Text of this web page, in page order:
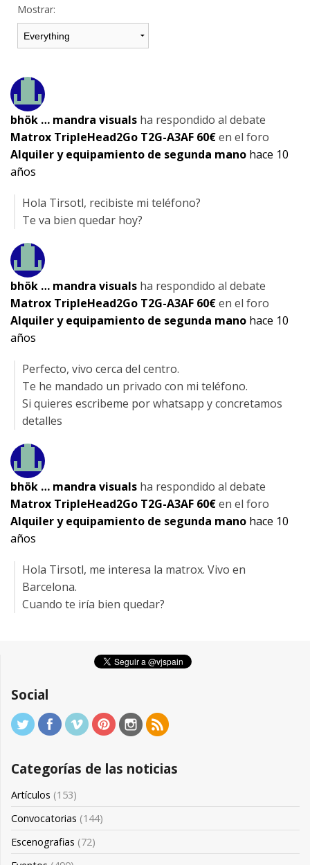
Mostrar:
bhök … mandra visuals ha respondido al debate
Matrox TripleHead2Go T2G-A3AF 60€en el foro
Alquiler y equipamiento de segunda mano hace 10
años
Hola Tirsotl, recibiste mi teléfono?
Te va bien quedar hoy?
bhök … mandra visuals ha respondido al debate
Matrox TripleHead2Go T2G-A3AF 60€en el foro
Alquiler y equipamiento de segunda mano hace 10
años
Perfecto, vivo cerca del centro.
Te he mandado un privado con mi teléfono.
Si quieres escribeme por whatsapp y concretamos
detalles
bhök … mandra visuals ha respondido al debate
Matrox TripleHead2Go T2G-A3AF 60€en el foro
Alquiler y equipamiento de segunda mano hace 10
años
Hola Tirsotl, me interesa la matrox. Vivo en
Barcelona.
Cuando te iría bien quedar?
Social
Categorías de las noticias
Artículos (153)
Convocatorias (144)
Escenografias (72)